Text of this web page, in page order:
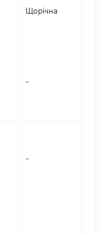
Щорічна
-
-